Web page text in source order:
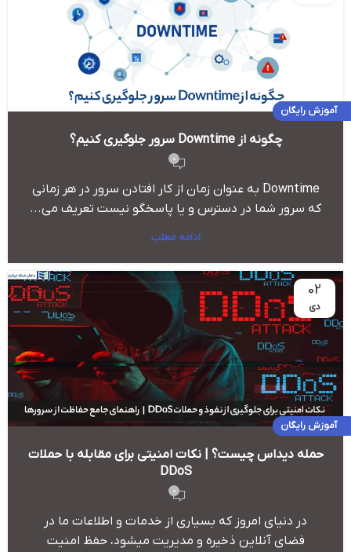
آموزش رایگان
چگونه از Downtime سرور جلوگیری کنیم؟
0
Downtime به عنوان زمان از کار افتادن سرور در هر زمانی
که سرور شما در دسترس و یا پاسخگو نیست تعریف می...
ادامه مطلب
02
دی
آموزش رایگان
حمله دیداس چیست؟ | نکات امنیتی برای مقابله با حملات
DDoS
0
در دنیای امروز که بسیاری از خدمات و اطلاعات ما در
فضای آنلاین ذخیره و مدیریت میشود، حفظ امنیت